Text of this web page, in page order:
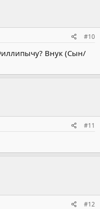
#10
Внук (Сын/
#11
#12